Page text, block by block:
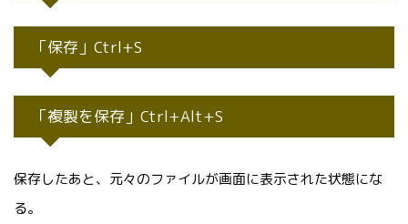
「保存」Ctrl+S
「複製を保存」Ctrl+Alt+S
保存したあと、元々のファイルが画面に表示された状態にな
る。